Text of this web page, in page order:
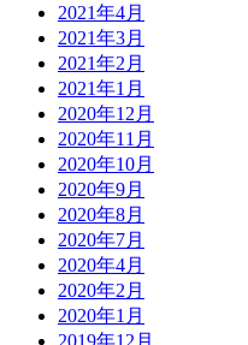
2021年4月
2021年3月
2021年2月
2021年1月
2020年12月
2020年11月
2020年10月
2020年9月
2020年8月
2020年7月
2020年4月
2020年2月
2020年1月